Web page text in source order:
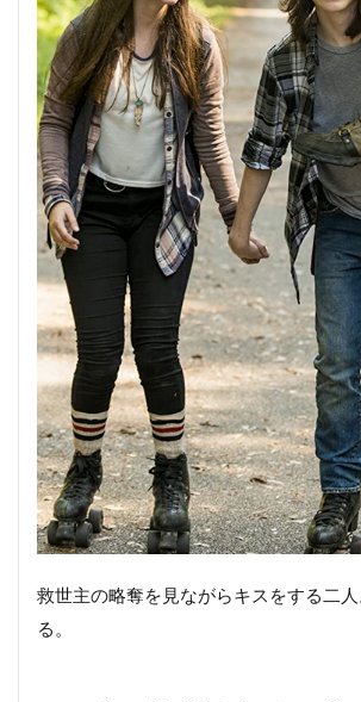
救世主の略奪を見ながらキスをする二
る。